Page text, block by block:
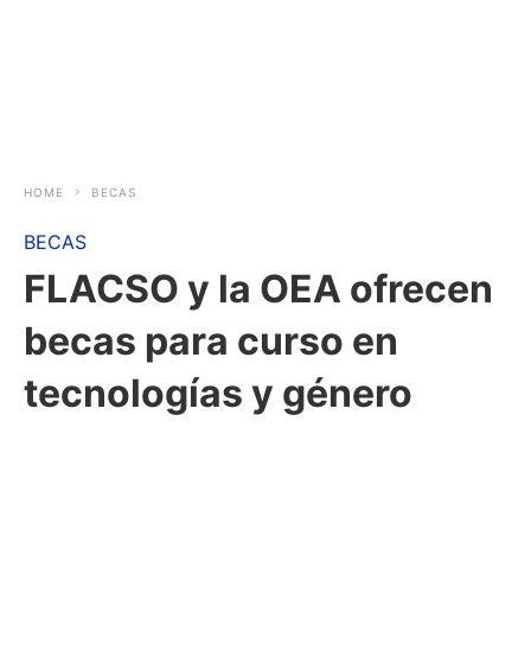
HOME BECAS
BECAS
FLACSO y la OEA ofrecen
becas para curso en
tecnologías y género